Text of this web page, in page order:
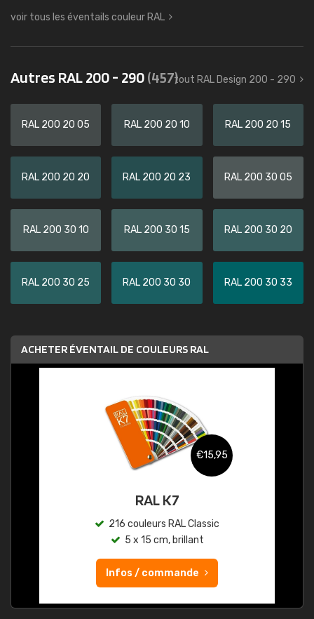
voir tous les éventails couleur RAL
Autres RAL 200 - 290(457)tout RAL Design 200 - 290
RAL 200 20 05 RAL 200 20 10 RAL 200 20 15
RAL 200 20 20 RAL 200 20 23 RAL 200 30 05
RAL 200 30 10 RAL 200 30 15 RAL 200 30 20
RAL 200 30 25 RAL 200 30 30 RAL 200 30 33
ACHETER ÉVENTAIL DE COULEURS RAL
€15,95
RAL K7
216 couleurs RAL Classic
5 x 15 cm, brillant
Infos / commande